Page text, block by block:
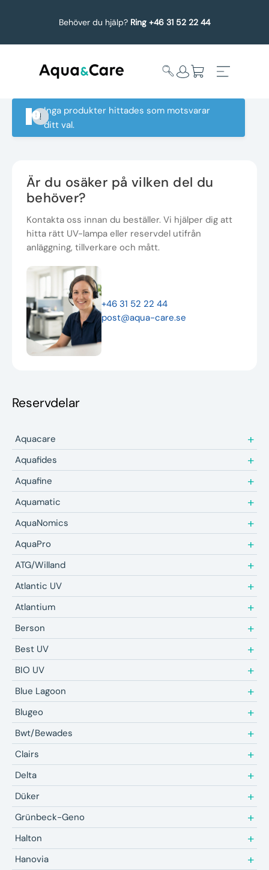
Behöver du hjälp? Ring +46 31 52 22 44
Köp reservdelar
Uppgradering
Underhållstips
Inga produkter hittades som motsvarar
ditt val.
Är du osäker på vilken del du
behöver?
Kontakta oss innan du beställer. Vi hjälper dig att
hitta rätt UV-lampa eller reservdel utifrån
anläggning, tillverkare och mått.
+46 31 52 22 44
post@aqua-care.se
Aquacare
Aquafides
Aquafine
Aquamatic
AquaNomics
AquaPro
ATG/Willand
Atlantic UV
Atlantium
Berson
Best UV
BIO UV
Blue Lagoon
Blugeo
Bwt/Bewades
Clairs
Delta
Düker
Grünbeck-Geno
Halton
Hanovia
Reservdelar